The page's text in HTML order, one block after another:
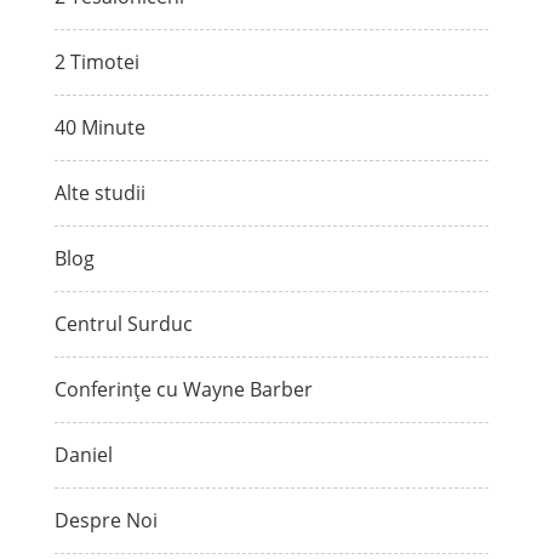
2 Timotei
40 Minute
Alte studii
Blog
Centrul Surduc
Conferințe cu Wayne Barber
Daniel
Despre Noi